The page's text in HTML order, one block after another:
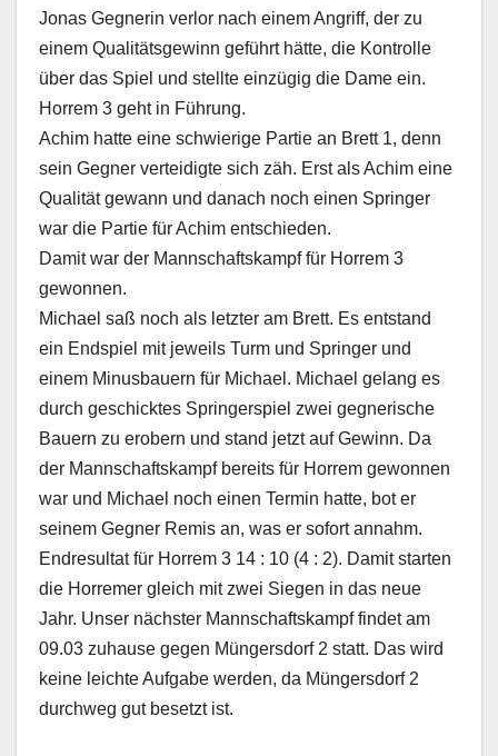
Jonas Gegnerin verlor nach einem Angriff, der zu
einem Qualitätsgewinn geführt hätte, die Kontrolle
über das Spiel und stellte einzügig die Dame ein.
Horrem 3 geht in Führung.
Achim hatte eine schwierige Partie an Brett 1, denn
sein Gegner verteidigte sich zäh. Erst als Achim eine
Qualität gewann und danach noch einen Springer
war die Partie für Achim entschieden.
Damit war der Mannschaftskampf für Horrem 3
gewonnen.
Michael saß noch als letzter am Brett. Es entstand
ein Endspiel mit jeweils Turm und Springer und
einem Minusbauern für Michael. Michael gelang es
durch geschicktes Springerspiel zwei gegnerische
Bauern zu erobern und stand jetzt auf Gewinn. Da
der Mannschaftskampf bereits für Horrem gewonnen
war und Michael noch einen Termin hatte, bot er
seinem Gegner Remis an, was er sofort annahm.
Endresultat für Horrem 3 14 : 10 (4 : 2). Damit starten
die Horremer gleich mit zwei Siegen in das neue
Jahr. Unser nächster Mannschaftskampf findet am
09.03 zuhause gegen Müngersdorf 2 statt. Das wird
keine leichte Aufgabe werden, da Müngersdorf 2
durchweg gut besetzt ist.